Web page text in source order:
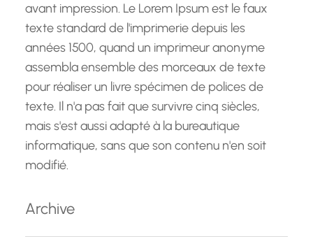
avant impression. Le Lorem Ipsum est le faux
texte standard de l'imprimerie depuis les
années 1500, quand un imprimeur anonyme
assembla ensemble des morceaux de texte
pour réaliser un livre spécimen de polices de
texte. Il n'a pas fait que survivre cinq siècles,
mais s'est aussi adapté à la bureautique
informatique, sans que son contenu n'en soit
modifié.
Archive